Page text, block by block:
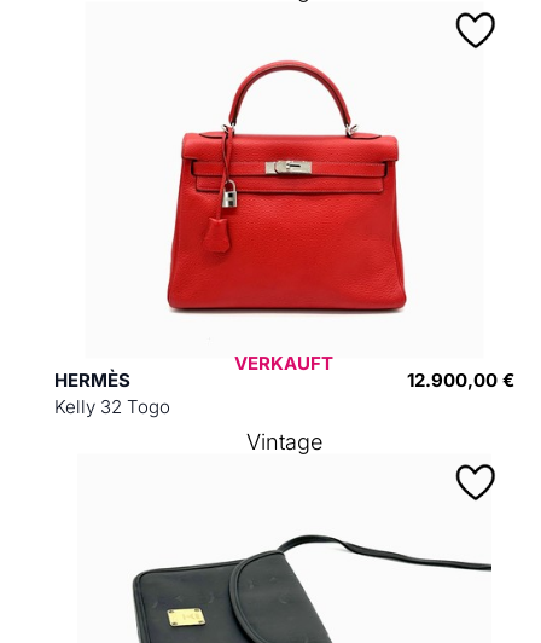
HERMÈS
Kelly 32 Togo
12.900,00 €
VERKAUFT
Vintage